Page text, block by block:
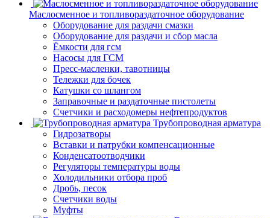
Маслосменное и топливораздаточное оборудование
Оборудование для раздачи смазки
Оборудование для раздачи и сбор масла
Ёмкости для гсм
Насосы для ГСМ
Пресс-масленки, тавотницы
Тележки для бочек
Катушки со шлангом
Заправочные и раздаточные пистолеты
Счетчики и расходомеры нефтепродуктов
Трубопроводная арматура
Гидрозатворы
Вставки и патрубки компенсационные
Конденсатоотводчики
Регуляторы температуры воды
Холодильники отбора проб
Дробь, песок
Счетчики воды
Муфты